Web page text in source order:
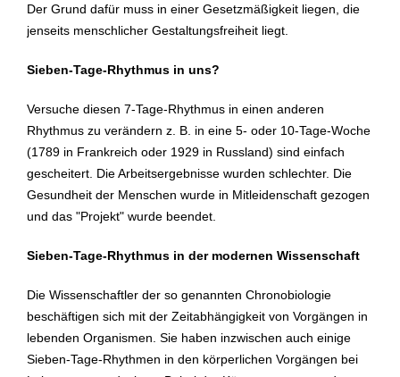
Der Grund dafür muss in einer Gesetzmäßigkeit liegen, die
jenseits menschlicher Gestaltungsfreiheit liegt.
Sieben-Tage-Rhythmus in uns?
Versuche diesen 7-Tage-Rhythmus in einen anderen
Rhythmus zu verändern z. B. in eine 5- oder 10-Tage-Woche
(1789 in Frankreich oder 1929 in Russland) sind einfach
gescheitert. Die Arbeitsergebnisse wurden schlechter. Die
Gesundheit der Menschen wurde in Mitleidenschaft gezogen
und das "Projekt" wurde beendet.
Sieben-Tage-Rhythmus in der modernen Wissenschaft
Die Wissenschaftler der so genannten Chronobiologie
beschäftigen sich mit der Zeitabhängigkeit von Vorgängen in
lebenden Organismen. Sie haben inzwischen auch einige
Sieben-Tage-Rhythmen in den körperlichen Vorgängen bei